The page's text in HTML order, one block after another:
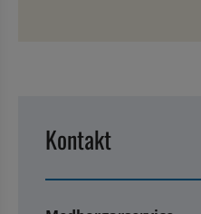
Kontakt